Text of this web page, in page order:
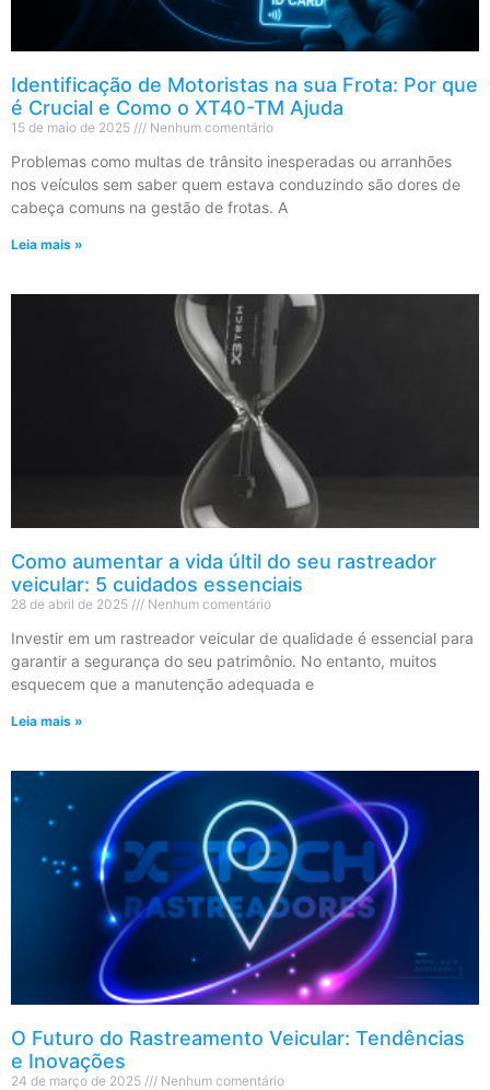
Identificação de Motoristas na sua Frota: Por que
é Crucial e Como o XT40-TM Ajuda
15 de maio de 2025 Nenhum comentário
Problemas como multas de trânsito inesperadas ou arranhões
nos veículos sem saber quem estava conduzindo são dores de
cabeça comuns na gestão de frotas. A
Leia mais »
Como aumentar a vida últil do seu rastreador
veicular: 5 cuidados essenciais
28 de abril de 2025 Nenhum comentário
Investir em um rastreador veicular de qualidade é essencial para
garantir a segurança do seu patrimônio. No entanto, muitos
esquecem que a manutenção adequada e
Leia mais »
O Futuro do Rastreamento Veicular: Tendências
e Inovações
24 de março de 2025 Nenhum comentário